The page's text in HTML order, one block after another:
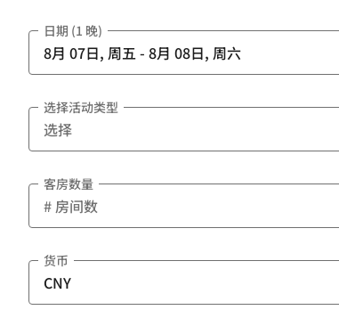
日期 (1 晚)
选择活动类型
客房数量
货币